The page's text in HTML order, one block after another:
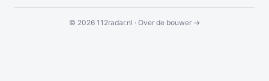
© 2026 112radar.nl · Over de bouwer →